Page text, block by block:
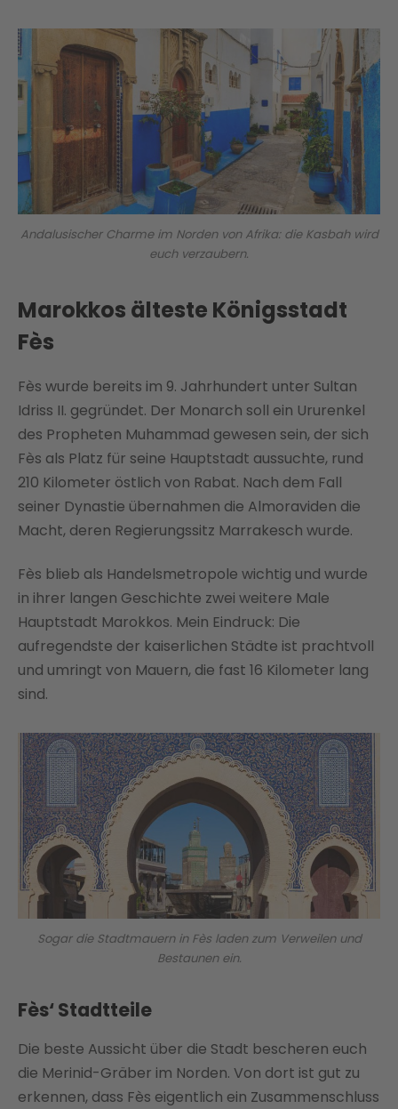
Andalusischer Charme im Norden von Afrika: die Kasbah wird
euch verzaubern.
Marokkos älteste Königsstadt
Fès
Fès wurde bereits im 9. Jahrhundert unter Sultan
Idriss II. gegründet. Der Monarch soll ein Ururenkel
des Propheten Muhammad gewesen sein, der sich
Fès als Platz für seine Hauptstadt aussuchte, rund
210 Kilometer östlich von Rabat. Nach dem Fall
seiner Dynastie übernahmen die Almoraviden die
Macht, deren Regierungssitz Marrakesch wurde.
Fès blieb als Handelsmetropole wichtig und wurde
in ihrer langen Geschichte zwei weitere Male
Hauptstadt Marokkos. Mein Eindruck: Die
aufregendste der kaiserlichen Städte ist prachtvoll
und umringt von Mauern, die fast 16 Kilometer lang
sind.
Sogar die Stadtmauern in Fès laden zum Verweilen und
Bestaunen ein.
Fès‘ Stadtteile
Die beste Aussicht über die Stadt bescheren euch
die Merinid-Gräber im Norden. Von dort ist gut zu
erkennen, dass Fès eigentlich ein Zusammenschluss